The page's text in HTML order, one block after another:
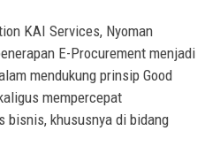
KAI Services, Nyoman
E-Procurement menjadi
mendukung prinsip Good
mempercepat
bisnis, khususnya di bidang